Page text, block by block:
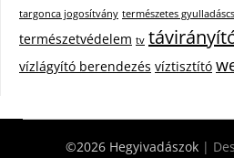
targonca jogosítvány természetes
természetvédelem tv
vízlágyító berendezés víztisztító
©2026 Hegyivadászok |